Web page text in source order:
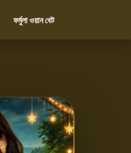
ফর্মুলা ওয়ান বেট